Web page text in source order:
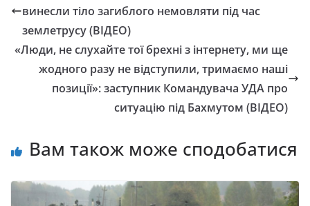
винесли тіло загиблого немовляти під час
землетрусу (ВІДЕО)
«Люди, не слухайте тої брехні з інтернету, ми ще
жодного разу не відступили, тримаємо наші
позиції»: заступник Командувача УДА про
ситуацію під Бахмутом (ВІДЕО)
Вам також може сподобатися